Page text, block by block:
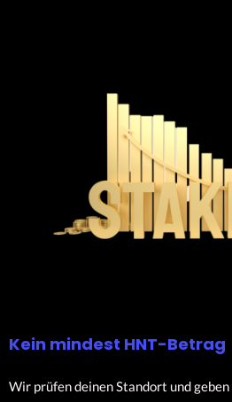
Kein mindest HNT-Betrag
Wir prüfen deinen Standort und geben